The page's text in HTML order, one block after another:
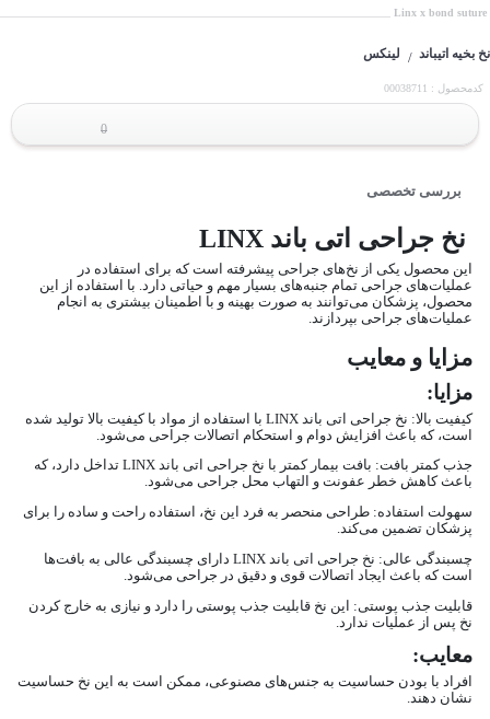
Linx x bond suture
نخ بخیه اتیباند / لینکس
کدمحصول : 00038711
0
بررسی تخصصی
نخ جراحی اتی باند LINX
این محصول یکی از نخ‌های جراحی پیشرفته است که برای استفاده در
عملیات‌های جراحی تمام جنبه‌های بسیار مهم و حیاتی دارد. با استفاده از این
محصول، پزشکان می‌توانند به صورت بهینه و با اطمینان بیشتری به انجام
عملیات‌های جراحی بپردازند.
مزایا و معایب
مزایا:
کیفیت بالا: نخ جراحی اتی باند LINX با استفاده از مواد با کیفیت بالا تولید شده
است، که باعث افزایش دوام و استحکام اتصالات جراحی می‌شود.
جذب کمتر بافت: بافت بیمار کمتر با نخ جراحی اتی باند LINX تداخل دارد، که
باعث کاهش خطر عفونت و التهاب محل جراحی می‌شود.
سهولت استفاده: طراحی منحصر به فرد این نخ، استفاده راحت و ساده را برای
پزشکان تضمین می‌کند.
چسبندگی عالی: نخ جراحی اتی باند LINX دارای چسبندگی عالی به بافت‌ها
است که باعث ایجاد اتصالات قوی و دقیق در جراحی می‌شود.
قابلیت جذب پوستی: این نخ قابلیت جذب پوستی را دارد و نیازی به خارج کردن
نخ پس از عملیات ندارد.
معایب:
افراد با بودن حساسیت به جنس‌های مصنوعی، ممکن است به این نخ حساسیت
نشان دهند.